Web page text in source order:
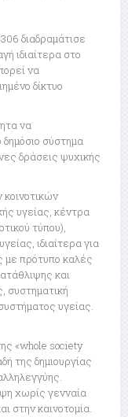
διαδραμάτισε
ιδιαίτερα στο
να
δίκτυο
να
σύστημα
δράσεις ψυχικής
υγείας, κέντρα
τύπου),
ιδιαίτερα για
με πρότυπο καλές
και
συστηματική
υγείας.
«whole society
της δημιουργίας
χωρίς γενναία
στην καινοτομία.